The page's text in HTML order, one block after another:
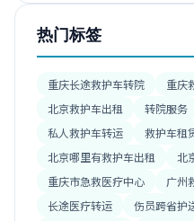
热门标签
重庆长途救护车转院 重庆
北京救护车出租
转院服务
私人救护车转运
救护车租
北京哪里有救护车出租
北
重庆市急救医疗中心
广州
长途医疗转运
伤员跨省护